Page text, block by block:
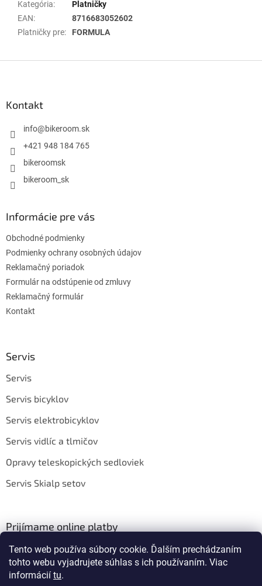
Tento web používa súbory cookie. Ďalším prechádzaním
tohto webu vyjadrujete súhlas s ich používaním. Viac
informácií tu.
Kategória:
Platničky
EAN:
8716683052602
Platničky pre: FORMULA
Kontakt
info@bikeroom.sk
+421 948 184 765
bikeroomsk
bikeroom_sk
Informácie pre vás
Obchodné podmienky
Podmienky ochrany osobných údajov
Reklamačný poriadok
Formulár na odstúpenie od zmluvy
Reklamačný formulár
Kontakt
Servis
Servis
Servis bicyklov
Servis elektrobicyklov
Servis vidlíc a tlmičov
Opravy teleskopických sedloviek
Servis Skialp setov
Prijímame online platby